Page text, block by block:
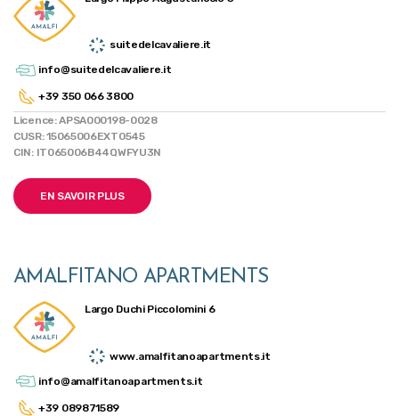
suitedelcavaliere.it
info@suitedelcavaliere.it
+39 350 066 3800
Licence: APSA000198-0028
CUSR: 15065006EXT0545
CIN: IT065006B44QWFYU3N
EN SAVOIR PLUS
AMALFITANO APARTMENTS
Largo Duchi Piccolomini 6
www.amalfitanoapartments.it
info@amalfitanoapartments.it
+39 089871589